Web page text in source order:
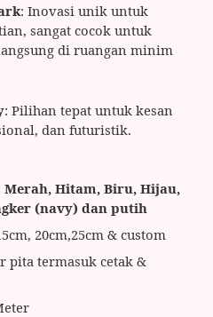
: Inovasi unik untuk
sangat cocok untuk
di ruangan minim
: Pilihan tepat untuk kesan
dan futuristik.
Merah, Hitam, Biru, Hijau,
(navy) dan putih
20cm,25cm & custom
pita termasuk cetak &